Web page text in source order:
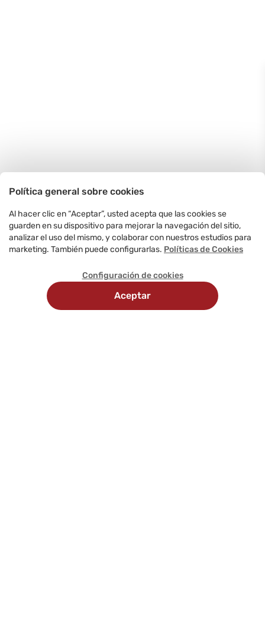
Política general sobre cookies
Al hacer clic en “Aceptar”, usted acepta que las cookies se
guarden en su dispositivo para mejorar la navegación del sitio,
analizar el uso del mismo, y colaborar con nuestros estudios para
marketing. También puede configurarlas. Políticas de Cookies
Configuración de cookies
Aceptar